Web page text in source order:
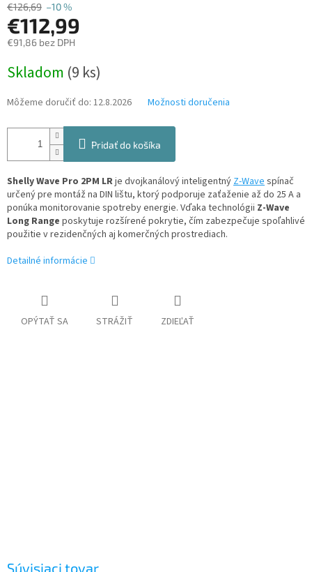
€126,69 –10 %
€112,99
€91,86 bez DPH
cena:
Skladom (9 ks)
Môžeme doručiť do: 12.8.2026 Možnosti doručenia
Pridať do košíka
Shelly Wave Pro 2PM LRje dvojkanálový inteligentnýZ-Wavespínač
určený pre montáž na DIN lištu, ktorý podporuje zaťaženie až do 25 A a
ponúka monitorovanie spotreby energie. Vďaka technológii Z-Wave
Long Range poskytuje rozšírené pokrytie, čím zabezpečuje spoľahlivé
použitie v rezidenčných aj komerčných prostrediach.
Detailné informácie
OPÝTAŤ SA STRÁŽIŤ ZDIEĽAŤ
Súvisiaci tovar